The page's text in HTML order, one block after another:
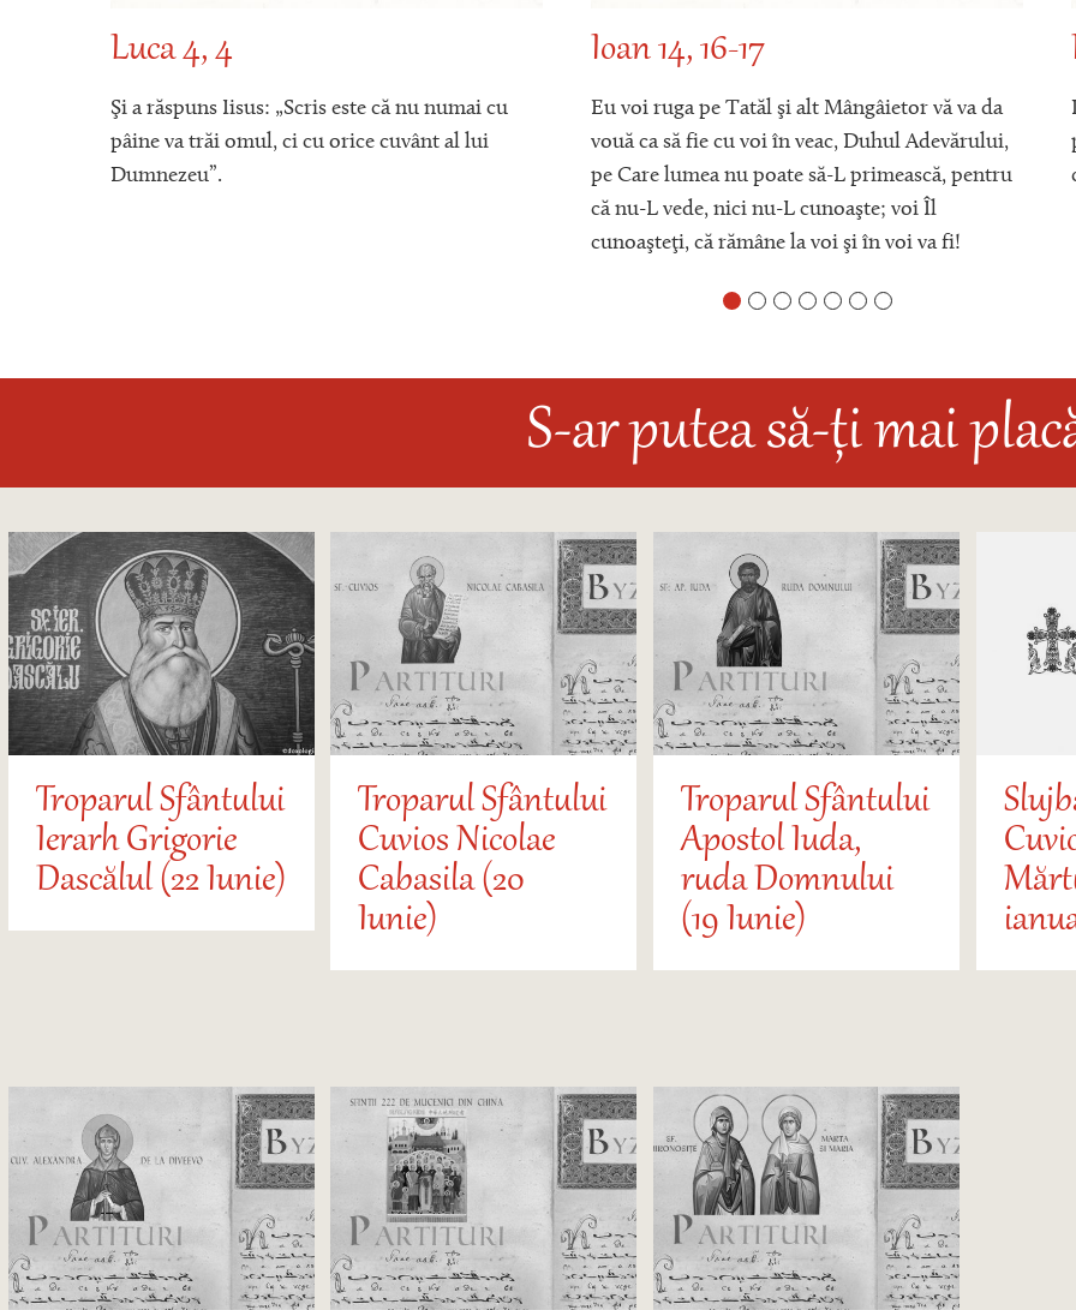
Luca 4, 4
Şi a răspuns Iisus: „Scris este că nu numai cu
pâine va trăi omul, ci cu orice cuvânt al lui
Dumnezeu”.
Ioan 14, 16-17
Eu voi ruga pe Tatăl şi alt Mângâietor vă va da
vouă ca să fie cu voi în veac, Duhul Adevărului,
pe Care lumea nu poate să-L primească, pentru
că nu-L vede, nici nu-L cunoaşte; voi Îl
cunoaşteţi, că rămâne la voi şi în voi va fi!
S-ar putea să-ți mai
Troparul Sfântului
Ierarh Grigorie
Dascălul (22 Iunie)
Troparul Sfântului
Cuvios Nicolae
Cabasila (20
Iunie)
Troparul Sfântului
Apostol Iuda,
ruda Domnului
(19 Iunie)